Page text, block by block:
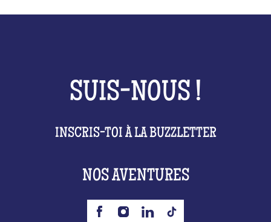
SUIS-NOUS !
INSCRIS-TOI À LA BUZZLETTER
NOS AVENTURES